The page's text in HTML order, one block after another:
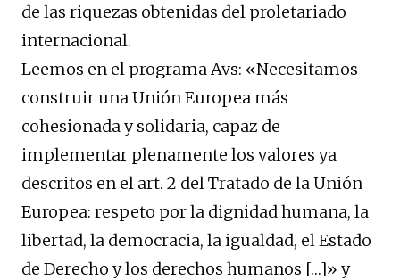
de las riquezas obtenidas del proletariado
internacional.
Leemos en el programa Avs: «Necesitamos
construir una Unión Europea más
cohesionada y solidaria, capaz de
implementar plenamente los valores ya
descritos en el art. 2 del Tratado de la Unión
Europea: respeto por la dignidad humana, la
libertad, la democracia, la igualdad, el Estado
de Derecho y los derechos humanos […]» y